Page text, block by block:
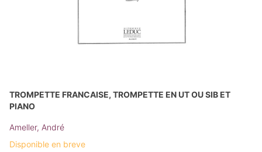
TROMPETTE FRANCAISE, TROMPETTE EN UT OU SIB ET
PIANO
Ameller, André
Disponible en breve